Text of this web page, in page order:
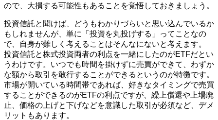
ので、大損する可能性もあることを覚悟しておきましょう。
投資信託と聞けば、どうもわかりづらいと思い込んでいるか
もしれませんが、単に「投資を丸投げする」ってことなの
で、自身が難しく考えることはそんなにないと考えます。
投資信託と株式投資両者の利点を一緒にしたのがETFだとい
うわけです。いつでも時間を掛けずに売買ができて、わずか
な額から取引を敢行することができるというのが特徴です。
市場が開いている時間帯であれば、好きなタイミングで売買
することができるのがETFの利点ですが、繰上償還や上場廃
止、価格の上げと下げなどを意識した取引が必須など、デメ
リットもあります。